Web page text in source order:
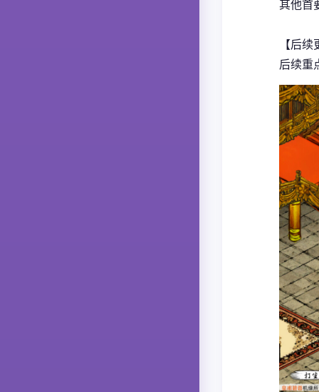
其他首
【后
后续重